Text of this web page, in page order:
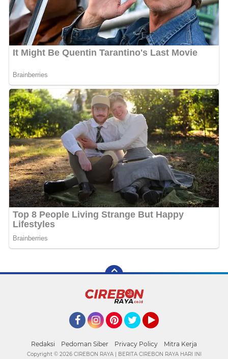
Redaksi Pedoman Siber Privacy Policy Mitra Kerja
Copyright © 2026 CIREBON RAYA | BERITA CIREBON RAYA HARI INI